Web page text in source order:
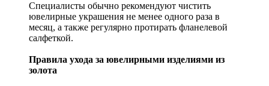
Специалисты обычно рекомендуют чистить
ювелирные украшения не менее одного раза в
месяц, а также регулярно протирать фланелевой
салфеткой.
Правила ухода за ювелирными изделиями из
золота